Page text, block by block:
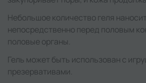
Небольшое количество геля
непосредственно перед половым
половые органы.
Гель может быть использован с
презервативами.